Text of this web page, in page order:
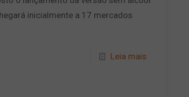
inicialmente a 17 mercados
Leia mais